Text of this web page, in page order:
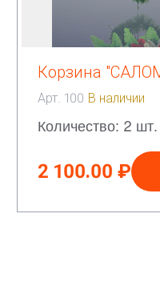
Корзина
Арт. 100 В наличии
Количество: 2 шт.
2 100.00 ₽